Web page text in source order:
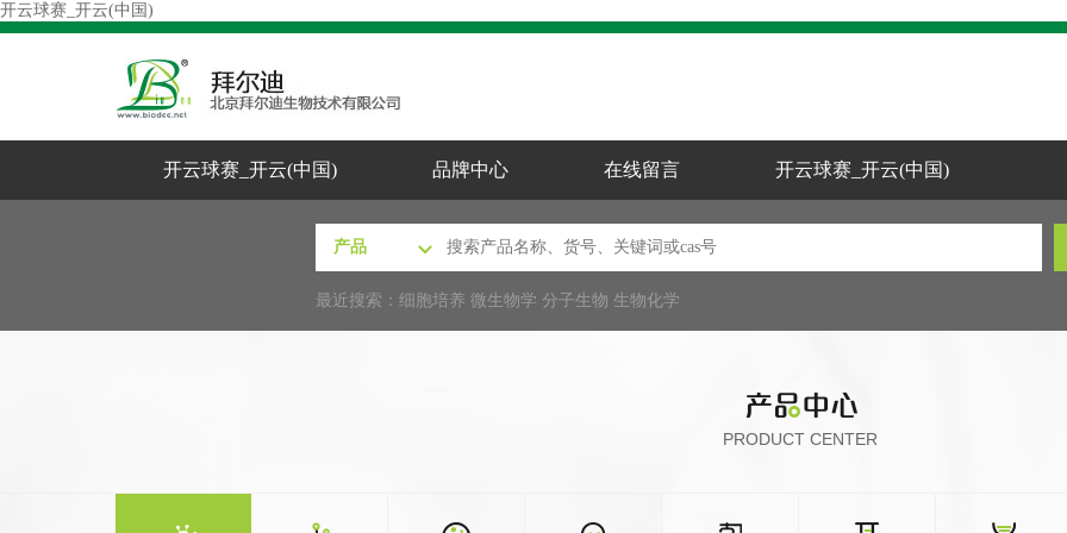
开云球赛_开云(中国)
开云球赛_开云(中国) 品牌中心 在线留言 开云球赛_开云(中国)
最近搜索： 细胞培养 微生物学 分子生物 生物化学
PRODUCT CENTER